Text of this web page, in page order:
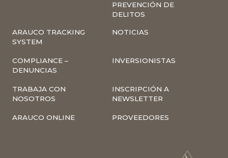
PREVENCIÓN DE
DELITOS
ARAUCO TRACKING
SYSTEM
NOTICIAS
COMPLIANCE –
DENUNCIAS
INVERSIONISTAS
TRABAJA CON
NOSOTROS
INSCRIPCIÓN A
NEWSLETTER
ARAUCO ONLINE PROVEEDORES